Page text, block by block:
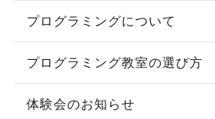
プログラミングについて
プログラミング教室の選び方
体験会のお知らせ